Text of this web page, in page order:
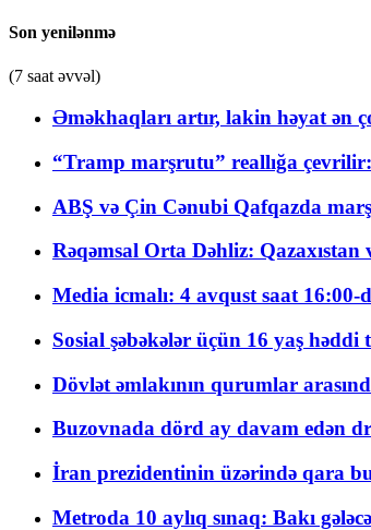
Son yenilənmə
(7 saat əvvəl)
Əməkhaqları artır, lakin həyat ən
“Tramp marşrutu” reallığa
ABŞ və Çin Cənubi Qafqazda
Rəqəmsal Orta Dəhliz:
Media icmalı: 4 avqust saat 16:00-
Sosial şəbəkələr üçün 16 yaş
Dövlət əmlakının qurumlar
Buzovnada dörd ay davam edən
İran prezidentinin üzərində qara
Metroda 10 aylıq sınaq: Bakı